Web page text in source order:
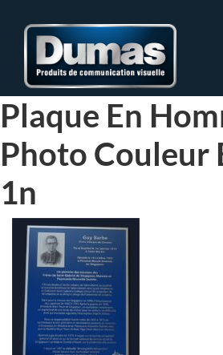
Plaque En
Photo Couleur
1n